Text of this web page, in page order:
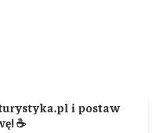
i postaw
☕